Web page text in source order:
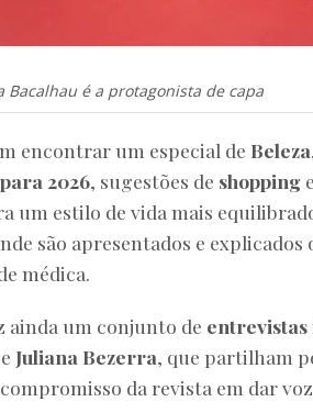
Bacalhau é a protagonista de capa
encontrar um especial de Beleza
2026, sugestões de shopping e
um estilo de vida mais
são apresentados e explicados
médica.
ainda um conjunto de
e Juliana Bezerra, que partilham
da revista em dar